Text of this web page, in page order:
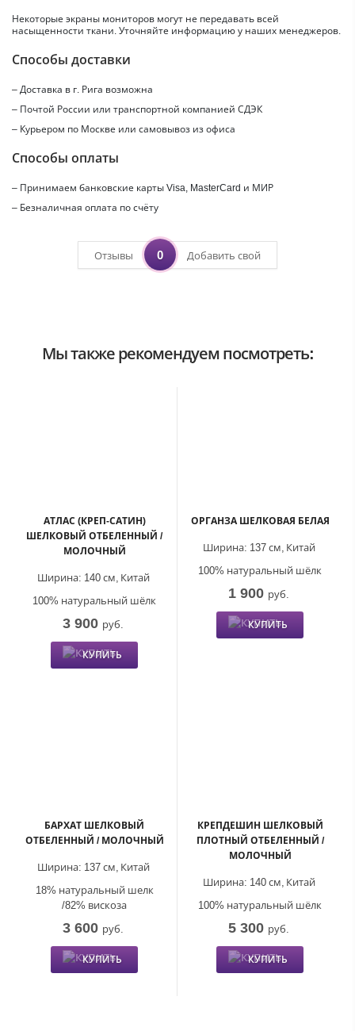
Некоторые экраны мониторов могут не передавать всей
насыщенности ткани. Уточняйте информацию у наших менеджеров.
Способы доставки
– Доставка в г. Рига возможна
– Почтой России или транспортной компанией СДЭК
– Курьером по Москве или самовывоз из офиса
Способы оплаты
– Принимаем банковские карты Visa, MasterCard и МИР
– Безналичная оплата по счёту
Отзывы 0 Добавить свой
Мы также рекомендуем посмотреть:
АТЛАС (КРЕП-САТИН)
ШЕЛКОВЫЙ ОТБЕЛЕННЫЙ /
МОЛОЧНЫЙ
Китай
Ширина: 140 см,
100% натуральный шёлк
3 900 руб.
КУПИТЬ
ОРГАНЗА ШЕЛКОВАЯ БЕЛАЯ
Китай
Ширина: 137 см,
100% натуральный шёлк
1 900 руб.
КУПИТЬ
БАРХАТ ШЕЛКОВЫЙ
ОТБЕЛЕННЫЙ / МОЛОЧНЫЙ
Китай
Ширина: 137 см,
18% натуральный шелк
/82% вискоза
3 600 руб.
КУПИТЬ
КРЕПДЕШИН ШЕЛКОВЫЙ
ПЛОТНЫЙ ОТБЕЛЕННЫЙ /
МОЛОЧНЫЙ
Китай
Ширина: 140 см,
100% натуральный шёлк
5 300 руб.
КУПИТЬ